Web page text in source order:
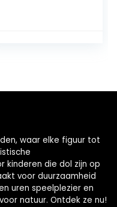
waar elke figuur tot
kinderen die dol zijn op
voor duurzaamheid
uren speelplezier en
natuur. Ontdek ze nu!